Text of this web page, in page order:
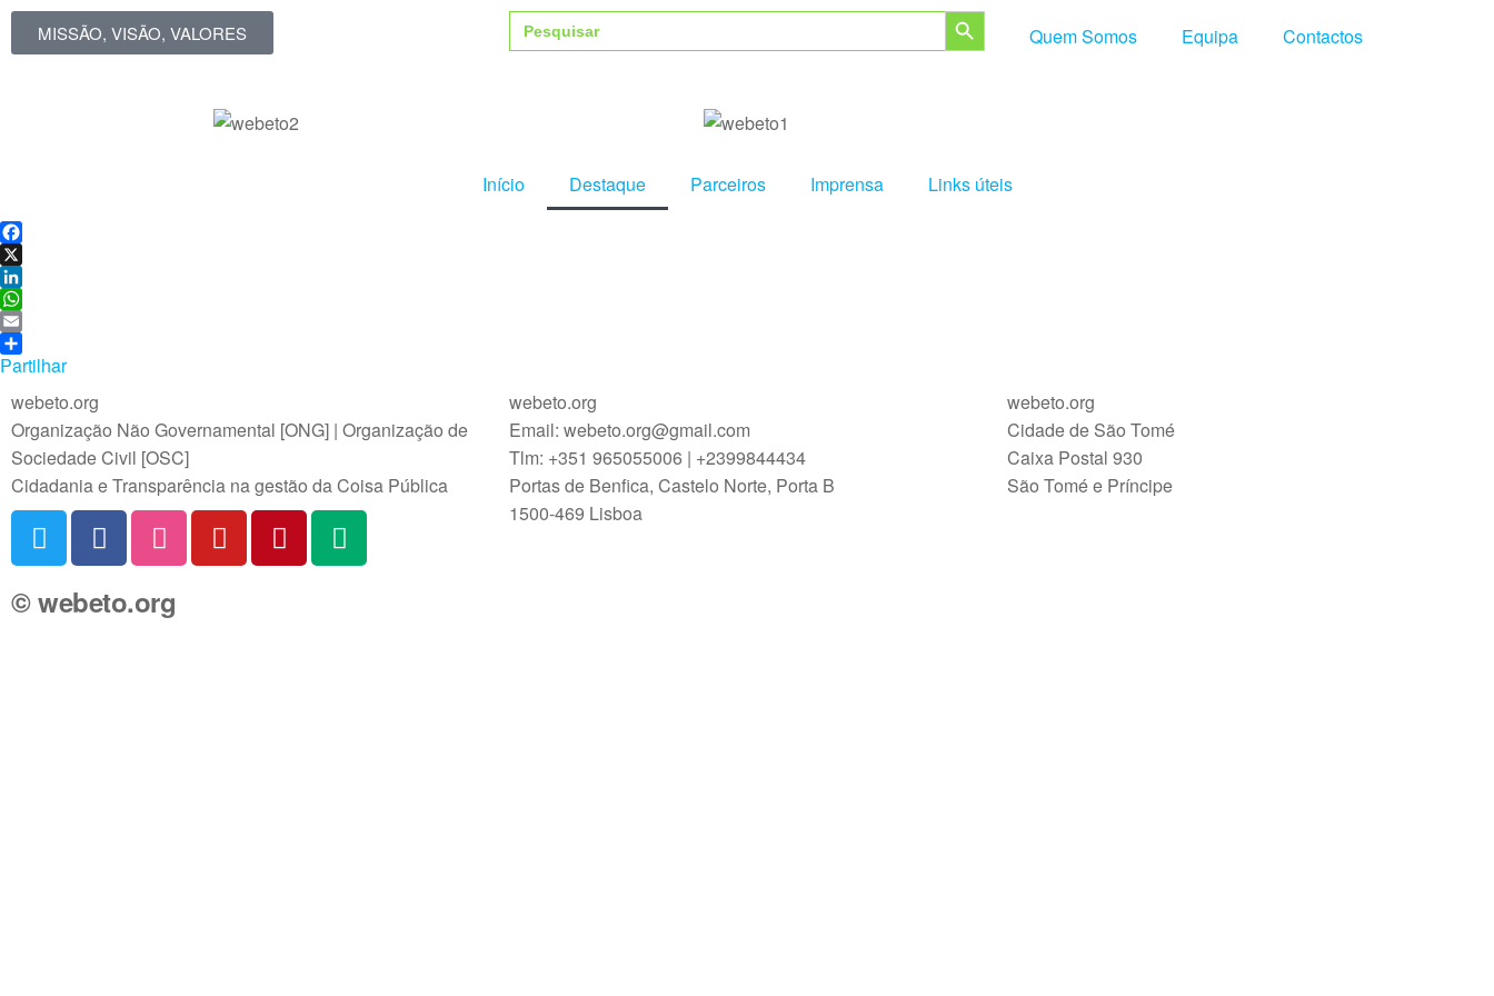
MISSÃO, VISÃO, VALORES
Search
for:
Search Button
Quem Somos
Equipa Contactos
Início Destaque Parceiros Imprensa Links úteis
F
a
c
e
b
o
X
L
i
n
k
W
h
a
A
E
m
Partilhar
webeto.org
Organização Não Governamental [ONG] | Organização de
Sociedade Civil [OSC]
Cidadania e Transparência na gestão da Coisa Pública
webeto.org
Email: webeto.org@gmail.com
Tlm: +351 965055006 | +2399844434
Portas de Benfica, Castelo Norte, Porta B
1500-469 Lisboa
webeto.org
Cidade de São Tomé
Caixa Postal 930
São Tomé e Príncipe
© webeto.org